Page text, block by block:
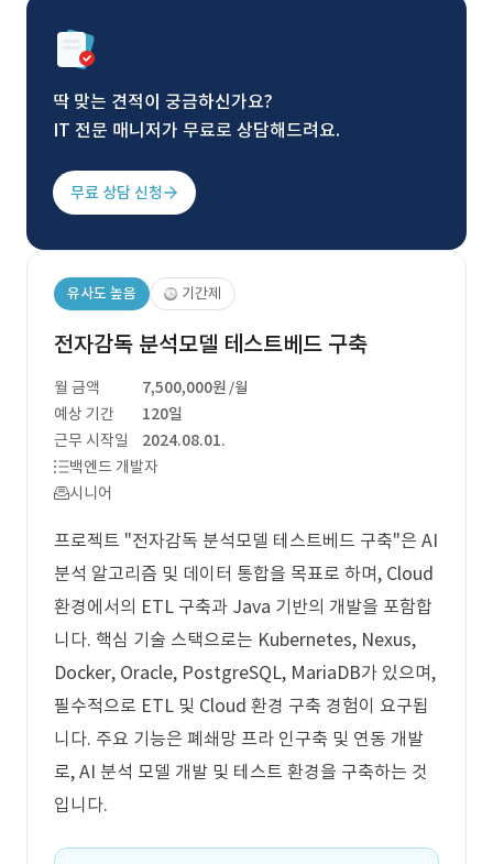
딱 맞는 견적이 궁금하신가요?
IT 전문 매니저가 무료로 상담해드려요.
무료 상담 신청
유사도 높음 기간제
전자감독 분석모델 테스트베드 구축
월 금액 7,500,000원 /월
예상 기간
120일
근무 시작일
2024.08.01.
백엔드 개발자
시니어
프로젝트 "전자감독 분석모델 테스트베드 구축"은 AI
분석 알고리즘 및 데이터 통합을 목표로 하며, Cloud
환경에서의 ETL 구축과 Java 기반의 개발을 포함합
니다. 핵심 기술 스택으로는 Kubernetes, Nexus,
Docker, Oracle, PostgreSQL, MariaDB가 있으며,
필수적으로 ETL 및 Cloud 환경 구축 경험이 요구됩
니다. 주요 기능은 폐쇄망 프라 인구축 및 연동 개발
로, AI 분석 모델 개발 및 테스트 환경을 구축하는 것
입니다.